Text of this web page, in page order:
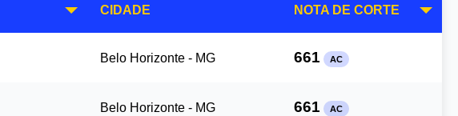
CIDADE NOTA DE CORTE
Belo Horizonte - MG 661 AC
Belo Horizonte - MG 661 AC